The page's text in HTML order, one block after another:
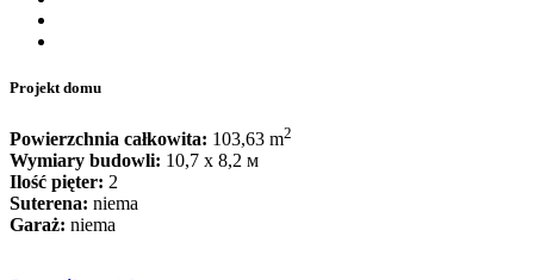
Projekt domu
Powierzchnia całkowita: 103,63 m2
Wymiary budowli: 10,7 x 8,2 м
Ilość pięter: 2
Suterena: niema
Garaż: niema